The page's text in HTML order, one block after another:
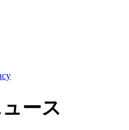
ース